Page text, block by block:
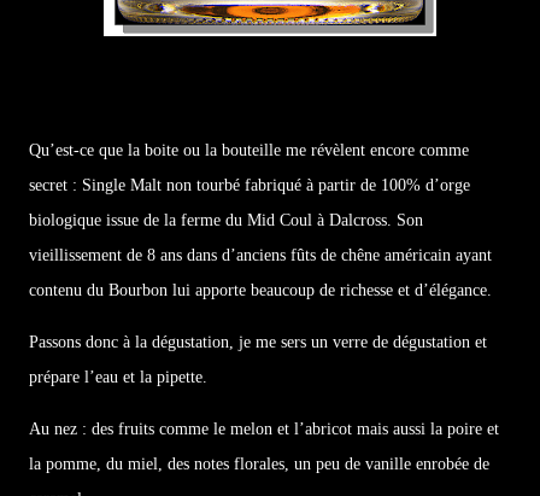
Qu’est-ce que la boite ou la bouteille me révèlent encore comme
secret : Single Malt non tourbé fabriqué à partir de 100% d’orge
biologique issue de la ferme du Mid Coul à Dalcross. Son
vieillissement de 8 ans dans d’anciens fûts de chêne américain ayant
contenu du Bourbon lui apporte beaucoup de richesse et d’élégance.
Passons donc à la dégustation, je me sers un verre de dégustation et
prépare l’eau et la pipette.
Au nez : des fruits comme le melon et l’abricot mais aussi la poire et
la pomme, du miel, des notes florales, un peu de vanille enrobée de